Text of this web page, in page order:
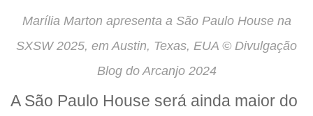
Marília Marton apresenta a São Paulo House na
SXSW 2025, em Austin, Texas, EUA © Divulgação
Blog do Arcanjo 2024
A São Paulo House será ainda maior do